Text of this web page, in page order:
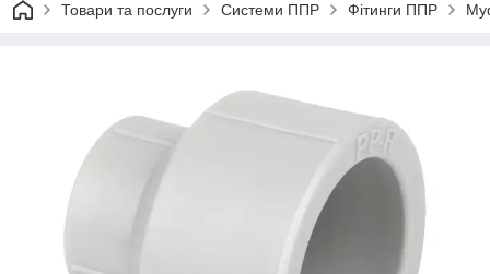
Товари та послуги Системи ППР Фітинги ППР